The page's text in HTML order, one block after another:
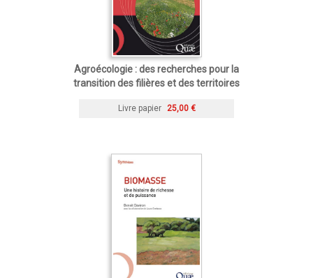
Agroécologie : des recherches pour la
transition des filières et des territoires
Livre papier 25,00 €